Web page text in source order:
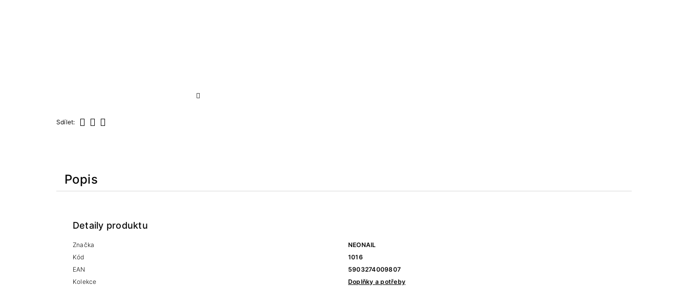
Sdílet:
Popis
Detaily produktu
Značka
NEONAIL
Kód
1016
EAN
5903274009807
Kolekce
Doplňky a potřeby